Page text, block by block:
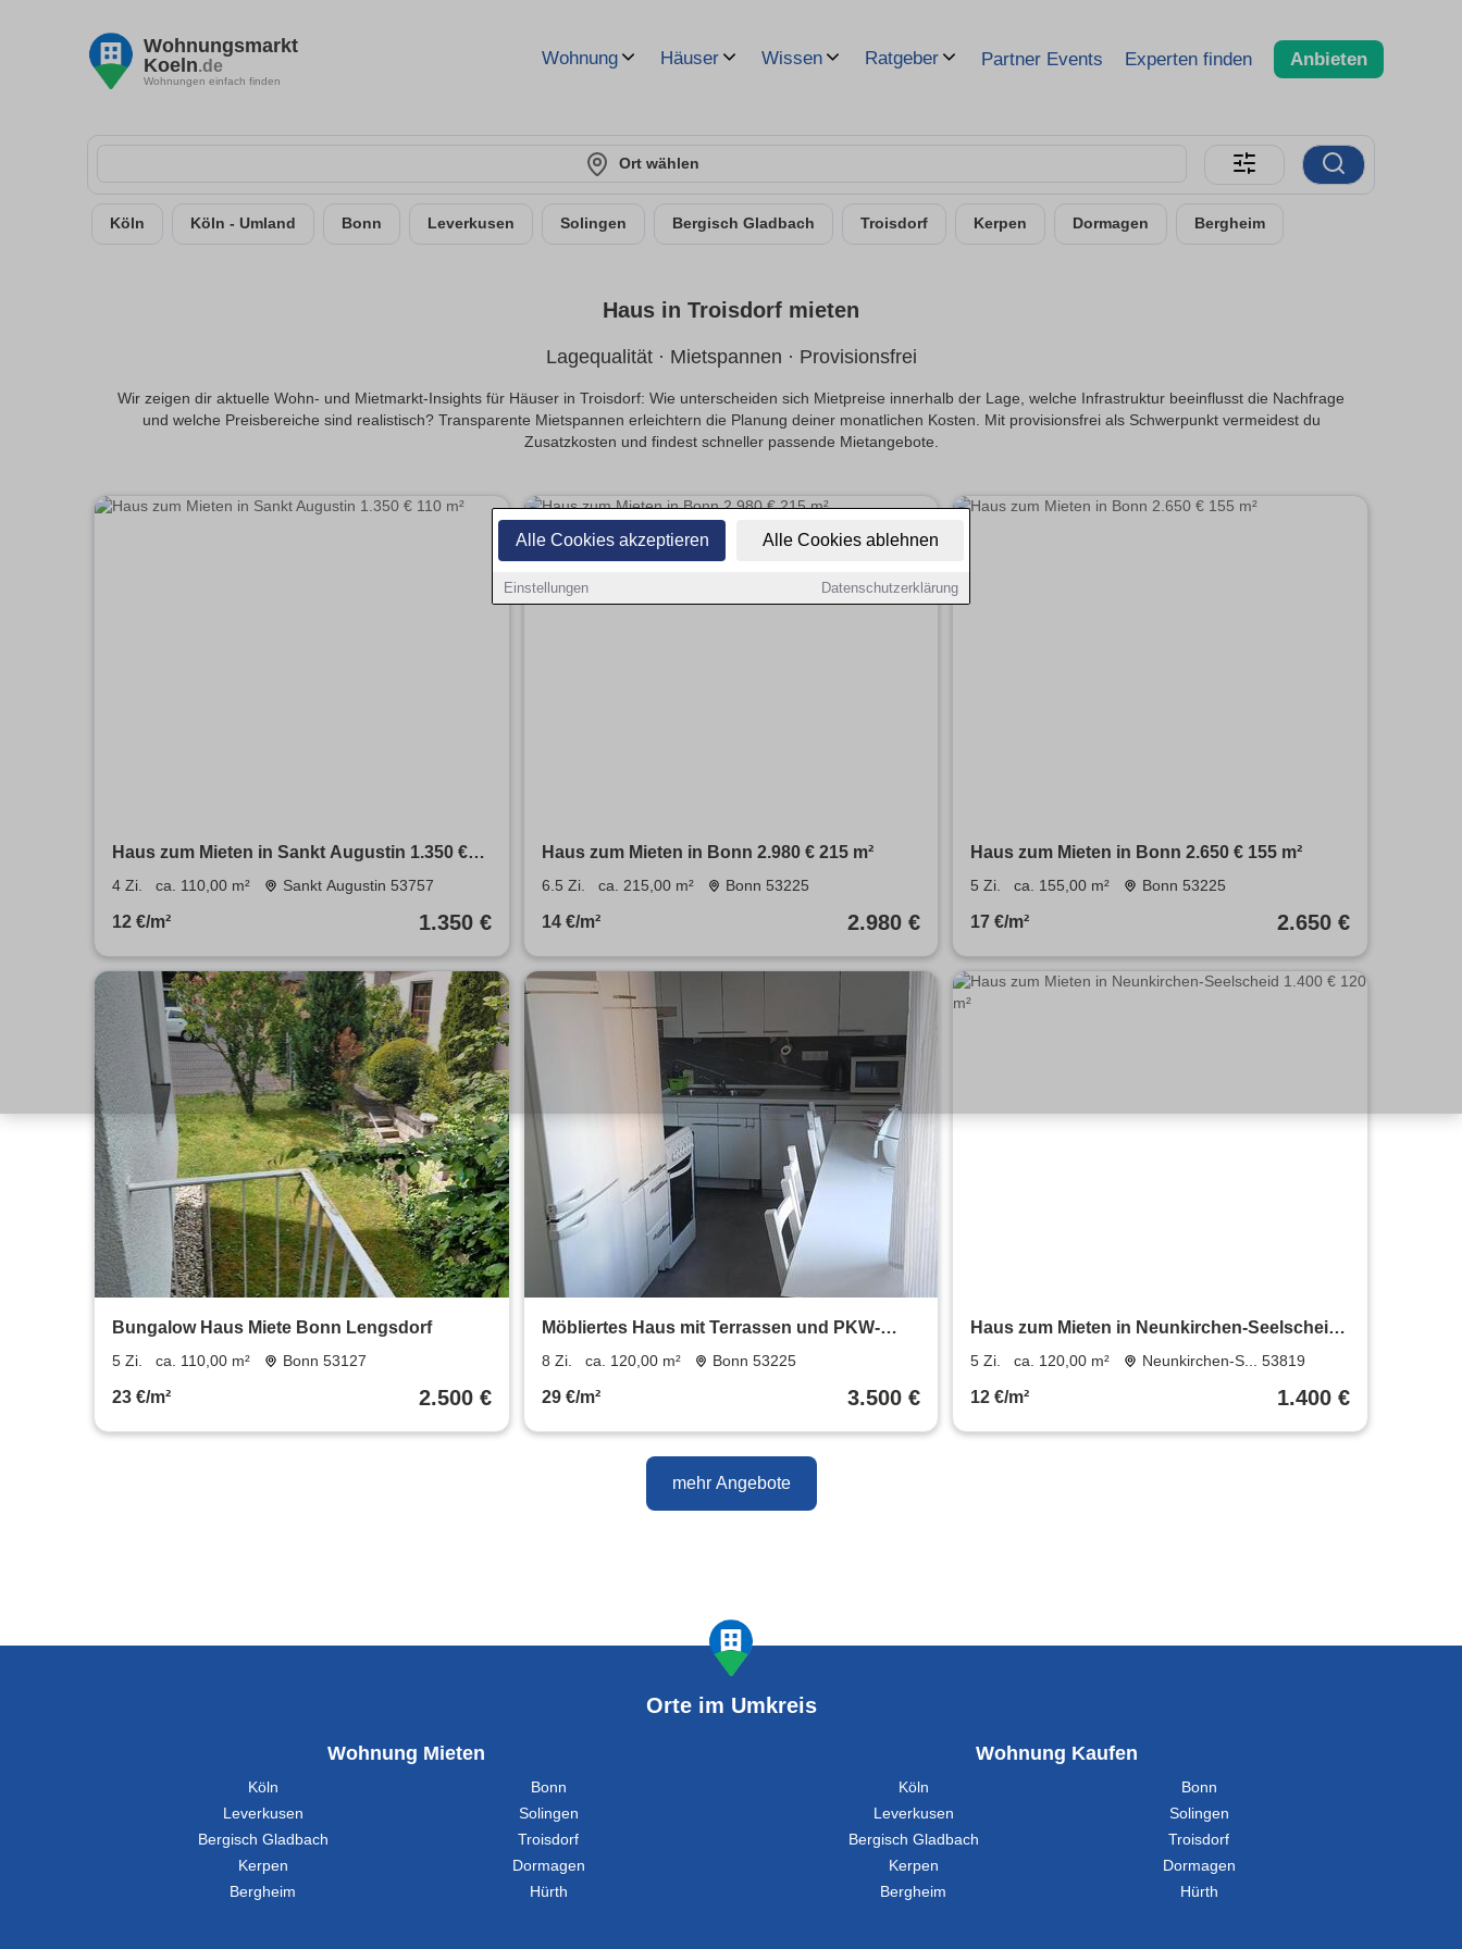
Alle Cookies akzeptieren Alle Cookies ablehnen
Einstellungen Datenschutzerklärung
Wohnungsmarkt
Koeln.de
Wohnungen einfach finden
Wohnung Häuser Wissen Ratgeber Partner Events Experten finden Anbieten
Ort wählen
Köln Köln - Umland Bonn Leverkusen Solingen Bergisch Gladbach Troisdorf Kerpen Dormagen Bergheim
Haus in Troisdorf mieten
Lagequalität · Mietspannen · Provisionsfrei
Wir zeigen dir aktuelle Wohn- und Mietmarkt-Insights für Häuser in Troisdorf: Wie unterscheiden sich Mietpreise innerhalb der Lage, welche Infrastruktur beeinflusst die Nachfrage
und welche Preisbereiche sind realistisch? Transparente Mietspannen erleichtern die Planung deiner monatlichen Kosten. Mit provisionsfrei als Schwerpunkt vermeidest du
Zusatzkosten und findest schneller passende Mietangebote.
Haus zum Mieten in Sankt Augustin 1.350 €
110 m²
4 Zi. ca. 110,00 m² Sankt Augustin 53757
12 €/m² 1.350 €
Haus zum Mieten in Bonn 2.980 € 215 m²
6.5 Zi. ca. 215,00 m² Bonn 53225
14 €/m² 2.980 €
Haus zum Mieten in Bonn 2.650 € 155 m²
5 Zi. ca. 155,00 m² Bonn 53225
17 €/m² 2.650 €
Bungalow Haus Miete Bonn Lengsdorf
5 Zi. ca. 110,00 m² Bonn 53127
23 €/m² 2.500 €
Möbliertes Haus mit Terrassen und PKW-
Stellplätzen zu vermieten!
8 Zi. ca. 120,00 m² Bonn 53225
29 €/m² 3.500 €
Haus zum Mieten in Neunkirchen-Seelscheid
1.400 € 120 m²
5 Zi. ca. 120,00 m² Neunkirchen-S... 53819
12 €/m² 1.400 €
mehr Angebote
Orte im Umkreis
Wohnung Mieten
Köln
Bonn
Leverkusen
Solingen
Bergisch Gladbach
Troisdorf
Kerpen
Dormagen
Bergheim
Hürth
Wohnung Kaufen
Köln
Bonn
Leverkusen
Solingen
Bergisch Gladbach
Troisdorf
Kerpen
Dormagen
Bergheim
Hürth